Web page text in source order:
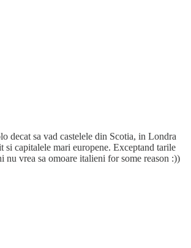
decat sa vad castelele din Scotia, in Londra
si capitalele mari europene. Exceptand tarile
nu vrea sa omoare italieni for some reason :))